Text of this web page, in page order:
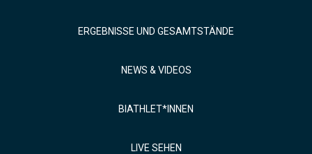
ERGEBNISSE UND GESAMTSTÄNDE
NEWS & VIDEOS
BIATHLET*INNEN
LIVE SEHEN